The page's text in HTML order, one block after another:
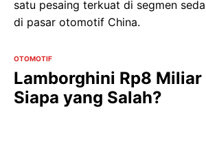
satu pesaing terkuat di segmen
di pasar otomotif China.
OTOMOTIF
Lamborghini Rp8 Miliar
Siapa yang Salah?